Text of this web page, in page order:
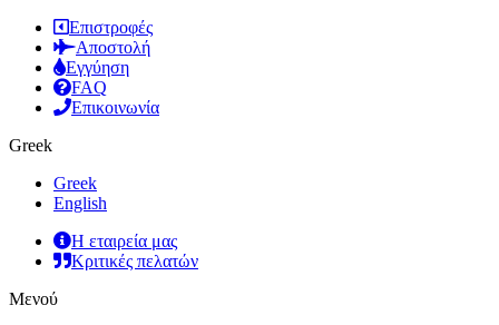
Επιστροφές
Αποστολή
Εγγύηση
FAQ
Επικοινωνία
Greek
Greek
English
Η εταιρεία μας
Κριτικές πελατών
Μενού